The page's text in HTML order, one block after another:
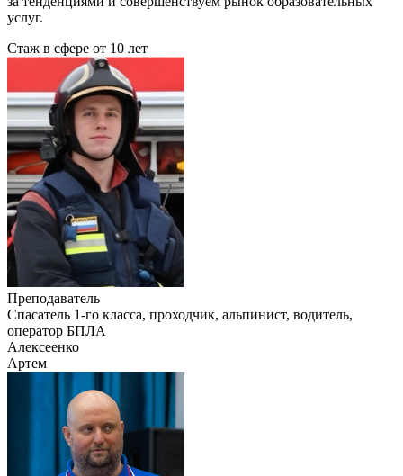
услуг.
Стаж в сфере от 10 лет
Преподаватель
Cпасатель 1-го класса, проходчик, альпинист, водитель,
оператор БПЛА
Алексеенко
Артем